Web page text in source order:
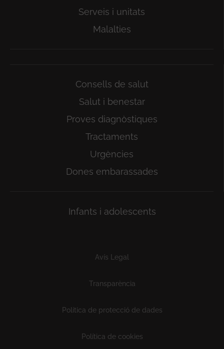
Serveis i unitats
Malalties
Consells de salut
Salut i benestar
Proves diagnòstiques
Tractaments
Urgències
Dones embarassades
Infants i adolescents
Avís Legal
Transparència
Política de protecció de dades
Política de cookies